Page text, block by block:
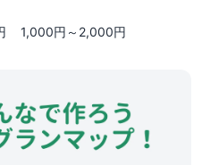
1,000円～2,000円